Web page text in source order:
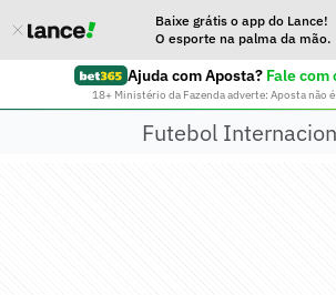
Baixe grátis o app do Lance!
O esporte na palma da mão.
Ajuda com Aposta? Fale com
18+ Ministério da Fazenda adverte: Aposta não
Futebol